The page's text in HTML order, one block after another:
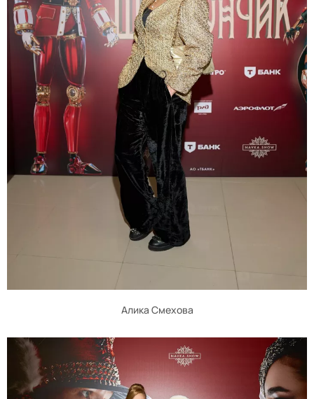
Алика Смехова